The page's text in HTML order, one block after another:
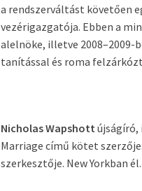
a rendszerváltást követően
vezérigazgatója. Ebben a
alelnöke, illetve 2008–2009-
tanítással és roma
Nicholas Wapshott újságíró,
Marriage című kötet
szerkesztője. New Yorkban él.